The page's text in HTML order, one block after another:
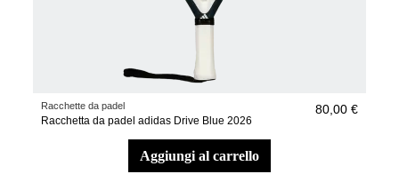
Racchette da padel
Racchetta da padel adidas Drive Blue 2026
80,00 €
aggiungi al carrello